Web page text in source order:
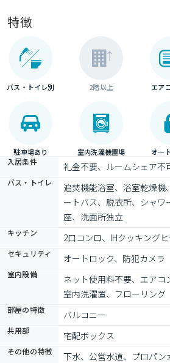
特徴
バス・トイレ別 2階以上 エア
駐車場あり 室内洗濯機置場 オー
入居条件 礼金不要、ルームシェア不
バス・トイレ
追焚機能浴室、浴室乾燥
ートバス、脱衣所、シャワ
座、洗面所独立
キッチン 2口コンロ、IHクッキング
セキュリティ オートロック、防犯カメラ
室内設備
ネット使用料不要、エアコ
室内洗濯置、フローリング
部屋の特徴 バルコニー
共用部 宅配ボックス
その他の特徴
下水、公営水道、プロパン